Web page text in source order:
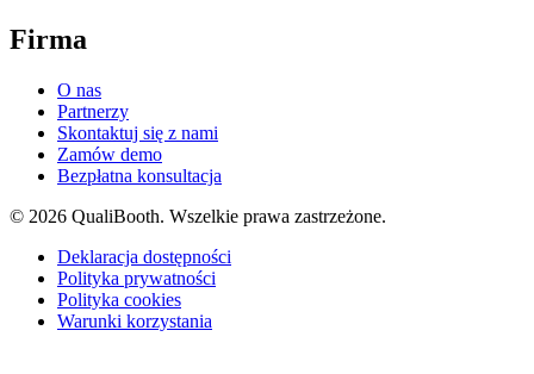
Firma
O nas
Partnerzy
Skontaktuj się z nami
Zamów demo
Bezpłatna konsultacja
© 2026 QualiBooth. Wszelkie prawa zastrzeżone.
Deklaracja dostępności
Polityka prywatności
Polityka cookies
Warunki korzystania